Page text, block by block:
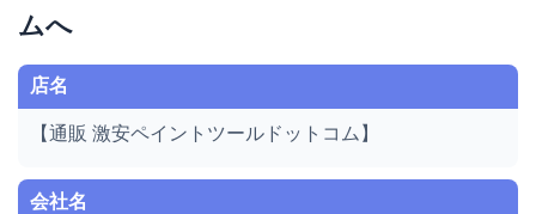
ムへ
店名
【通販 激安ペイントツールドットコム】
会社名